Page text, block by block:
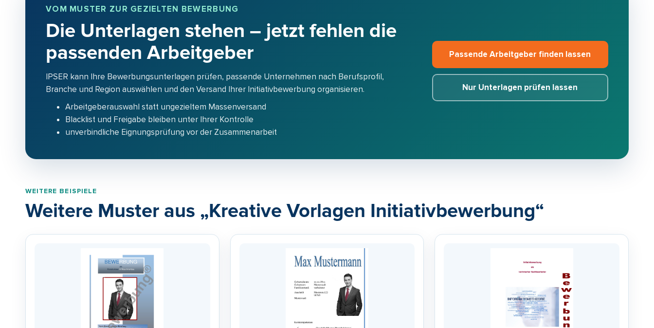
VOM MUSTER ZUR GEZIELTEN BEWERBUNG
Die Unterlagen stehen – jetzt fehlen die
passenden Arbeitgeber
IPSER kann Ihre Bewerbungsunterlagen prüfen, passende Unternehmen nach Berufsprofil,
Branche und Region auswählen und den Versand Ihrer Initiativbewerbung organisieren.
Arbeitgeberauswahl statt ungezieltem Massenversand
Blacklist und Freigabe bleiben unter Ihrer Kontrolle
unverbindliche Eignungsprüfung vor der Zusammenarbeit
Passende Arbeitgeber finden lassen
Nur Unterlagen prüfen lassen
WEITERE BEISPIELE
Weitere Muster aus „Kreative Vorlagen Initiativbewerbung“